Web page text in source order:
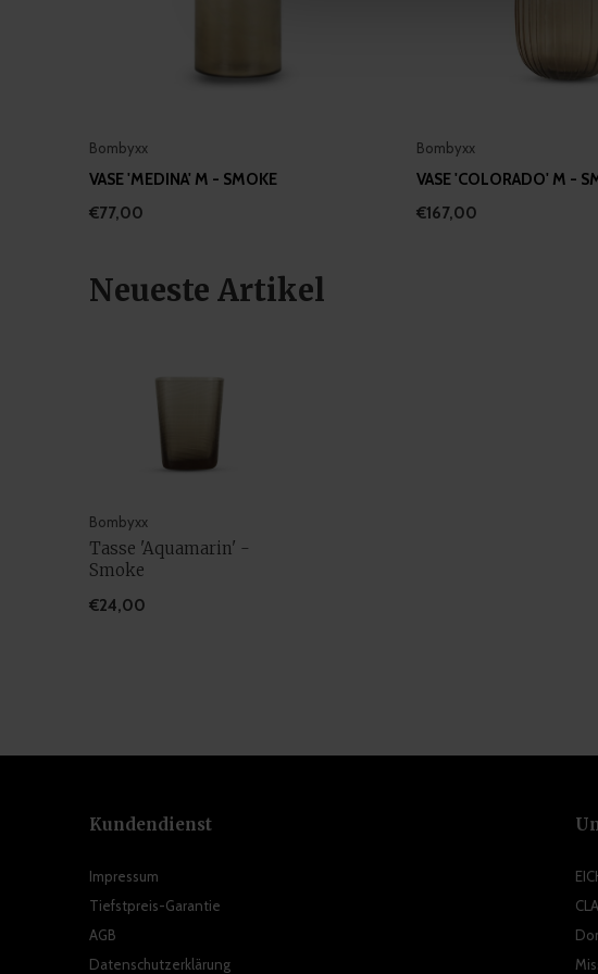
information about your use of our site
other information that you’ve provided to
Bombyxx
VASE 'MEDINA' M - SMOKE
€77,00
Bombyxx
VASE 'COLORADO' M -
€167,00
Neueste Artikel
Bombyxx
Tasse 'Aquamarin' -
Smoke
€24,00
Kundendienst
Impressum
Tiefstpreis-Garantie
AGB
Datenschutzerklärung